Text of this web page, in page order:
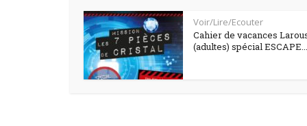
Voir/Lire/Ecouter
Cahier de vacances
(adultes) spécial ESCAPE...